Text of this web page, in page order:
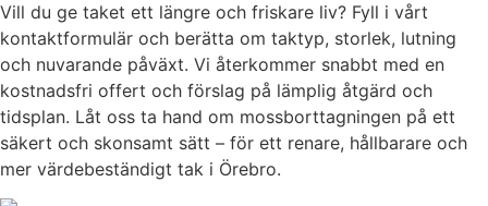
Vill du ge taket ett längre och friskare liv? Fyll i vårt
kontaktformulär och berätta om taktyp, storlek, lutning
och nuvarande påväxt. Vi återkommer snabbt med en
kostnadsfri offert och förslag på lämplig åtgärd och
tidsplan. Låt oss ta hand om mossborttagningen på ett
säkert och skonsamt sätt – för ett renare, hållbarare och
mer värdebeständigt tak i Örebro.